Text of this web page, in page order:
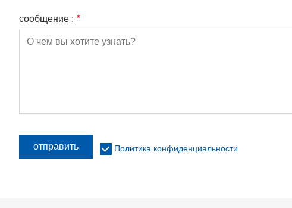
сообщение : *
отправить Политика конфиденциальности